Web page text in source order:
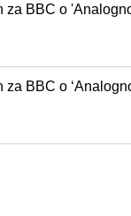
za BBC o
BBC o